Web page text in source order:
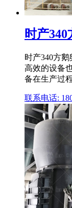
时产
时产340方
高效的设备
备在生产过
联系电话: